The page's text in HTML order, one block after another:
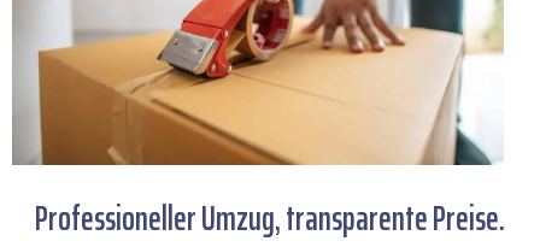
Professioneller Umzug, transparente Preise.